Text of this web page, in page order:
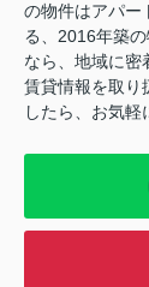
の物件はアパー
る、2016年築
なら、地域に密
賃貸情報を取り
したら、お気軽